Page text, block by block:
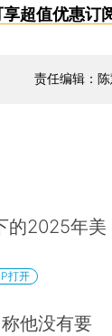
超值优惠订
责任编辑：
的2025年美
打开
他没有要